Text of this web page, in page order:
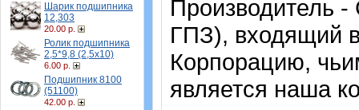
Шарик подшипника
12,303
20.00 р.
Ролик подшипника
2,5*9,8 (2,5х10)
6.00 р.
Подшипник 8100
(51100)
42.00 р.
Производитель
ГПЗ), входящий
Корпорацию,
является наша